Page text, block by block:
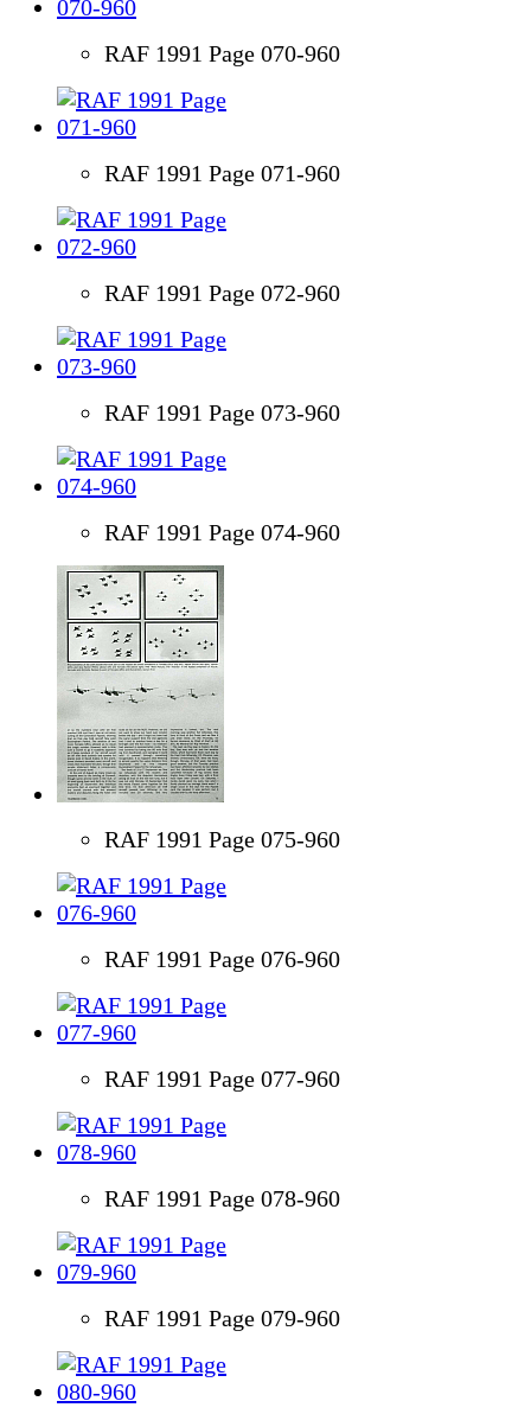
RAF 1991 Page 070-960
RAF 1991 Page 071-960
RAF 1991 Page 072-960
RAF 1991 Page 073-960
RAF 1991 Page 074-960
RAF 1991 Page 075-960
RAF 1991 Page 076-960
RAF 1991 Page 077-960
RAF 1991 Page 078-960
RAF 1991 Page 079-960